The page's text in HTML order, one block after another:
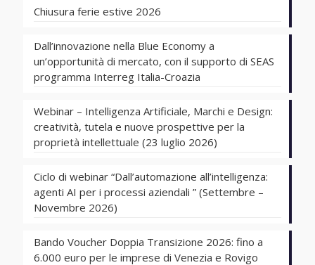
Chiusura ferie estive 2026
Dall’innovazione nella Blue Economy a
un’opportunità di mercato, con il supporto di SEAS
programma Interreg Italia-Croazia
Webinar – Intelligenza Artificiale, Marchi e Design:
creatività, tutela e nuove prospettive per la
proprietà intellettuale (23 luglio 2026)
Ciclo di webinar “Dall’automazione all’intelligenza:
agenti AI per i processi aziendali ” (Settembre –
Novembre 2026)
Bando Voucher Doppia Transizione 2026: fino a
6.000 euro per le imprese di Venezia e Rovigo